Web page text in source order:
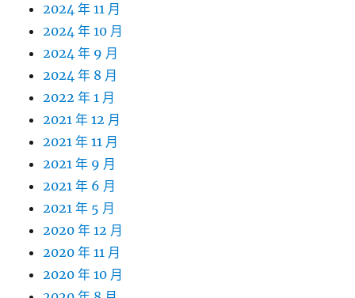
2024 年 11 月
2024 年 10 月
2024 年 9 月
2024 年 8 月
2022 年 1 月
2021 年 12 月
2021 年 11 月
2021 年 9 月
2021 年 6 月
2021 年 5 月
2020 年 12 月
2020 年 11 月
2020 年 10 月